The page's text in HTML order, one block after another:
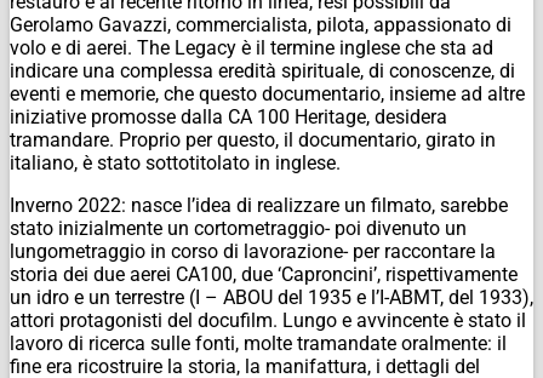
Gerolamo Gavazzi, commercialista, pilota, appassionato di
volo e di aerei. The Legacy è il termine inglese che sta ad
indicare una complessa eredità spirituale, di conoscenze, di
eventi e memorie, che questo documentario, insieme ad altre
iniziative promosse dalla CA 100 Heritage, desidera
tramandare. Proprio per questo, il documentario, girato in
italiano, è stato sottotitolato in inglese.
Inverno 2022: nasce l’idea di realizzare un filmato, sarebbe
stato inizialmente un cortometraggio- poi divenuto un
lungometraggio in corso di lavorazione- per raccontare la
storia dei due aerei CA100, due ‘Caproncini’, rispettivamente
un idro e un terrestre (I – ABOU del 1935 e l’I-ABMT, del 1933),
attori protagonisti del docufilm. Lungo e avvincente è stato il
lavoro di ricerca sulle fonti, molte tramandate oralmente: il
fine era ricostruire la storia, la manifattura, i dettagli del